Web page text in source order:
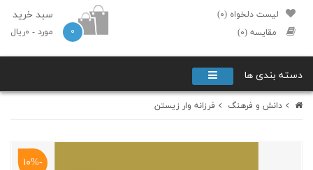
لیست دلخواه (۰)
مقایسه (۰)
سبد خرید
۰ مورد - ۰ریال
دسته بندی ها
دانش و فرهنگ فرزانه وار زیستن
-۱۰%